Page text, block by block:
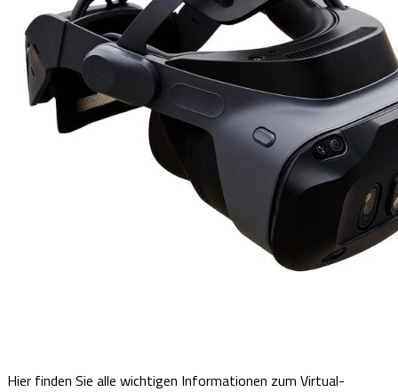
Hier finden Sie alle wichtigen Informationen zum Virtual-